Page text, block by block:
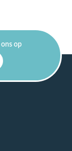
ons op